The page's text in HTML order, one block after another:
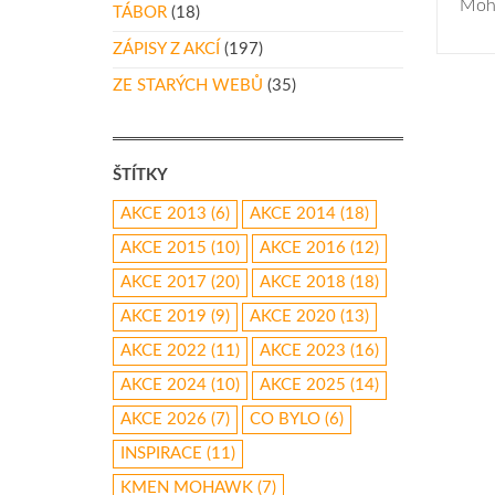
TÁBOR (18)
ZÁPISY Z AKCÍ (197)
ZE STARÝCH WEBŮ (35)
ŠTÍTKY
AKCE 2013 (6) AKCE 2014 (18)
AKCE 2015 (10) AKCE 2016 (12)
AKCE 2017 (20) AKCE 2018 (18)
AKCE 2019 (9) AKCE 2020 (13)
AKCE 2022 (11) AKCE 2023 (16)
AKCE 2024 (10) AKCE 2025 (14)
AKCE 2026 (7) CO BYLO (6)
INSPIRACE (11)
KMEN MOHAWK (7)